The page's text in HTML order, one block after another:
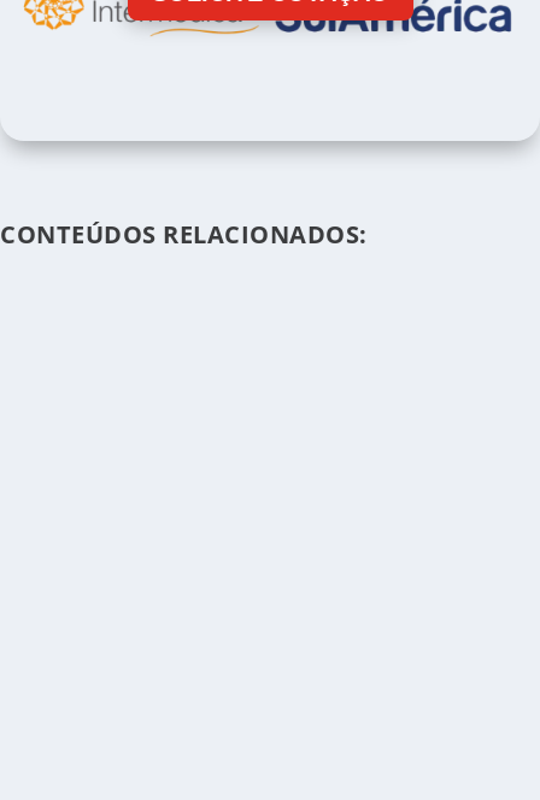
CONTEÚDOS RELACIONADOS: